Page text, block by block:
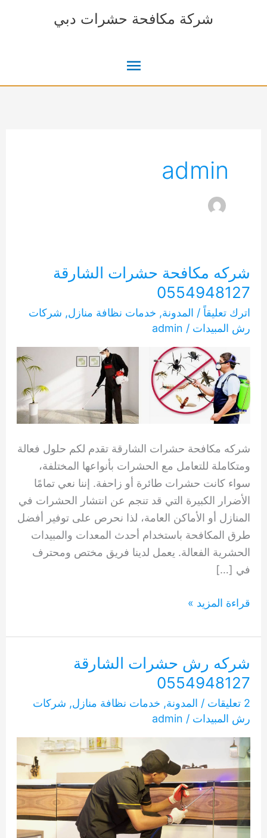
شركة مكافحة حشرات دبي
القائمة
admin
شركه مكافحة حشرات الشارقة
0554948127
اترك تعليقاً / المدونة, خدمات نظافة منازل, شركات
رش المبيدات /
admin
شركه مكافحة حشرات الشارقة تقدم لكم حلول فعالة
ومتكاملة للتعامل مع الحشرات بأنواعها المختلفة،
سواء كانت حشرات طائرة أو زاحفة. إننا نعي تمامًا
الأضرار الكبيرة التي قد تنجم عن انتشار الحشرات في
المنازل أو الأماكن العامة، لذا نحرص على توفير أفضل
طرق المكافحة باستخدام أحدث المعدات والمبيدات
الحشرية الفعالة. يعمل لدينا فريق مختص ومحترف
في […]
شركه
حشرات
الشارقة
0554948127
قراءة المزيد »
شركه رش حشرات الشارقة
0554948127
2 تعليقات / المدونة, خدمات نظافة منازل, شركات
رش المبيدات /
admin